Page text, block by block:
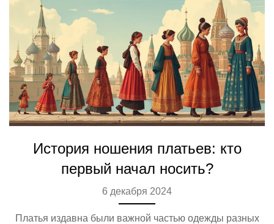
История ношения платьев: кто
первый начал носить?
6 декабря 2024
Платья издавна были важной частью одежды разных